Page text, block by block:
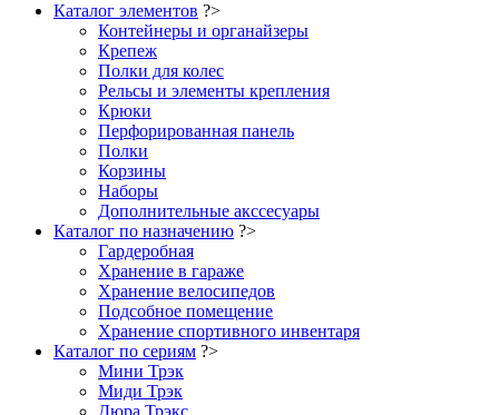
Каталог элементов ?>
Контейнеры и органайзеры
Крепеж
Полки для колес
Рельсы и элементы крепления
Крюки
Перфорированная панель
Полки
Корзины
Наборы
Дополнительные акссесуары
Каталог по назначению ?>
Гардеробная
Хранение в гараже
Хранение велосипедов
Подсобное помещение
Хранение спортивного инвентаря
Каталог по сериям ?>
Мини Трэк
Миди Трэк
Дюра Трэкс